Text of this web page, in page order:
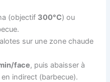
(objectif 300°C) ou
sur une zone chaude
face, puis abaisser à
indirect (barbecue).